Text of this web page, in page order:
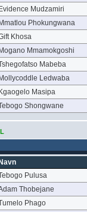
Evidence Mudzamiri
Mmatlou Phokungwana
Khosa
Mogano Mmamokgoshi
Mabeba
Mollycoddle Ledwaba
Kgaogelo Masipa
Shongwane
Navn
Pulusa
Thobejane
Phago